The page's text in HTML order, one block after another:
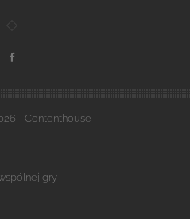
- Contenthouse
gry